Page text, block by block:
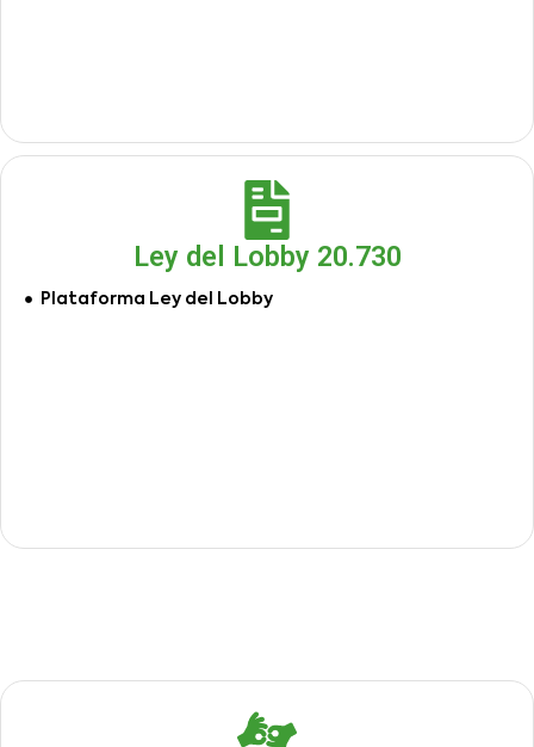
Ley del Lobby 20.730
Plataforma Ley del Lobby